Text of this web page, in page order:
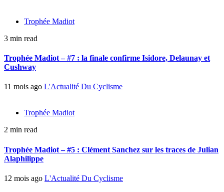
Trophée Madiot
3 min read
Trophée Madiot – #7 : la finale confirme Isidore, Delaunay et
Cushway
11 mois ago L'Actualité Du Cyclisme
Trophée Madiot
2 min read
Trophée Madiot – #5 : Clément Sanchez sur les traces de Julian
Alaphilippe
12 mois ago L'Actualité Du Cyclisme